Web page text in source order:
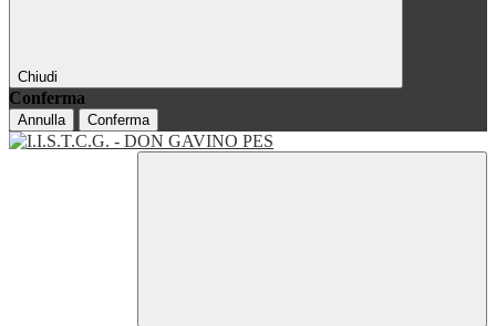
Chiudi
Conferma
Annulla Conferma